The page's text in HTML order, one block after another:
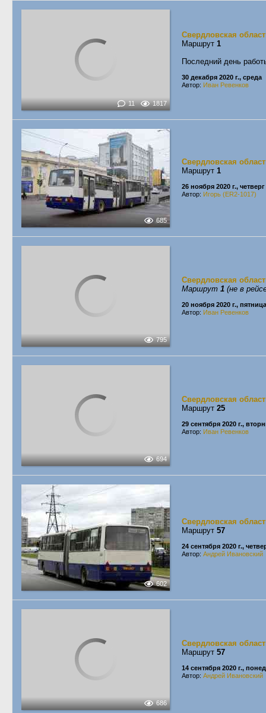
11 1817
Свердловская
Маршрут 1
Последний день
30 декабря 2020 г., среда
Автор: Иван Ревенков
685
Свердловская
Маршрут 1
26 ноября 2020 г., четверг
Автор: Игорь (ER2-1017)
795
Свердловская
Маршрут 1 (не в
20 ноября 2020 г., пятница
Автор: Иван Ревенков
694
Свердловская
Маршрут 25
29 сентября 2020 г.,
Автор: Иван Ревенков
602
Свердловская
Маршрут 57
24 сентября 2020 г.,
Автор: Андрей Ивановский
686
Свердловская
Маршрут 57
14 сентября 2020 г.,
Автор: Андрей Ивановский